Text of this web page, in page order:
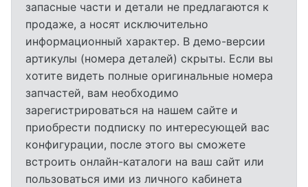
запасные части и детали не предлагаются к
продаже, а носят исключительно
информационный характер. В демо-версии
артикулы (номера деталей) скрыты. Если вы
хотите видеть полные оригинальные номера
запчастей, вам необходимо
зарегистрироваться на нашем сайте и
приобрести подписку по интересующей вас
конфигурации, после этого вы сможете
встроить онлайн-каталоги на ваш сайт или
пользоваться ими из личного кабинета